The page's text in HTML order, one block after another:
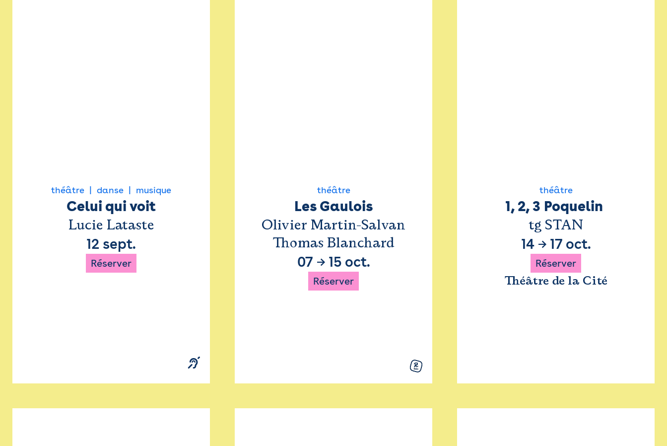
théâtre danse musique
Celui qui voit
Lucie Lataste
12 sept.
Réserver
théâtre
Les Gaulois
Olivier Martin-Salvan
Thomas Blanchard
07 → 15 oct.
Réserver
théâtre
1, 2, 3 Poquelin
tg STAN
14→ 17 oct.
Réserver
Théâtre de la Cité